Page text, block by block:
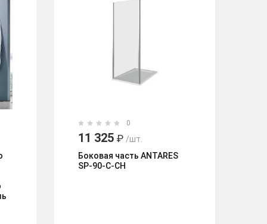
0
11 325 ₽ /шт.
Боковая часть ANTARES
SP-90-C-CH